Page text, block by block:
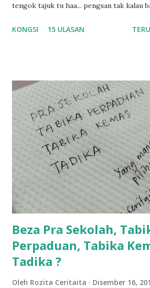
tengok tajuk tu haa... pengsan tak kalau
tau? yang sebut tu anak aku....diulangi
balik keja aku ajak la shah singgah Giant
sikit...dalam perjalanan dari dalam kereta
kami memang akan pimpin anak-anak
dalam... dan kebiasanya bagi anak 4
bahagi lah siapa nak pimpin siapa... dan
dukung adik hadi sambil pimpin kakak
ngah dengan abg long terserah pada
kalau ikut anak-anak semua nak ummi
ba...
KONGSI 15 ULASAN
Beza Pra Sekolah,
Perpaduan, Tabika
Tadika ?
Oleh Rozita Ceritaita Disember 16,